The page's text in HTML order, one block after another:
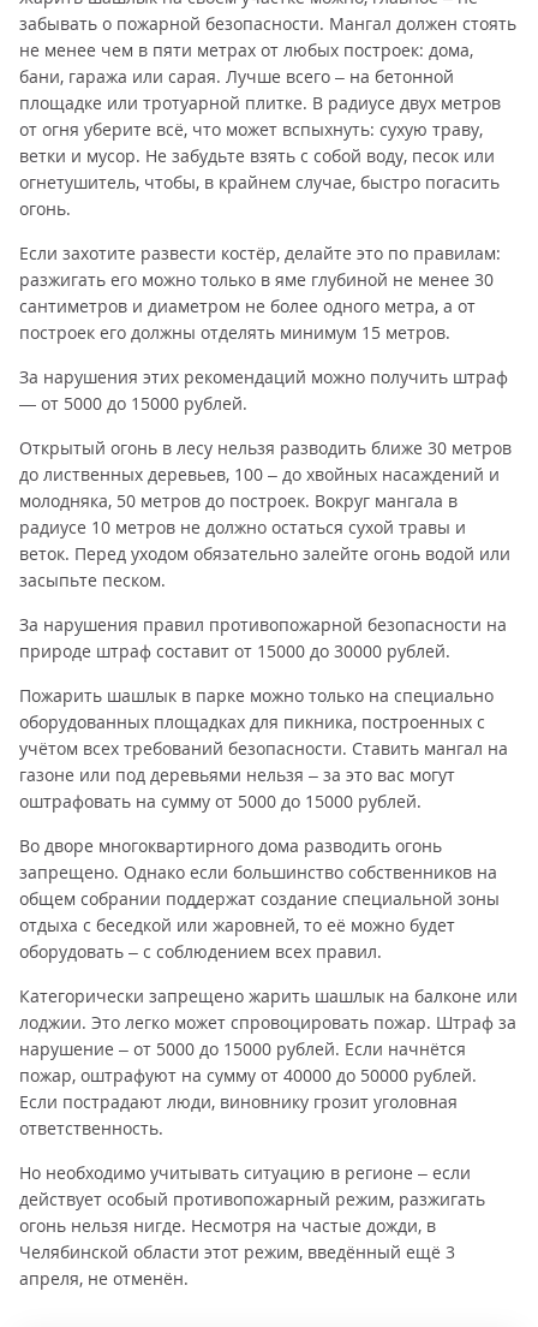
забывать о пожарной безопасности. Мангал должен стоять
не менее чем в пяти метрах от любых построек: дома,
бани, гаража или сарая. Лучше всего – на бетонной
площадке или тротуарной плитке. В радиусе двух метров
от огня уберите всё, что может вспыхнуть: сухую траву,
ветки и мусор. Не забудьте взять с собой воду, песок или
огнетушитель, чтобы, в крайнем случае, быстро погасить
огонь.
Если захотите развести костёр, делайте это по правилам:
разжигать его можно только в яме глубиной не менее 30
сантиметров и диаметром не более одного метра, а от
построек его должны отделять минимум 15 метров.
За нарушения этих рекомендаций можно получить штраф
— от 5000 до 15000 рублей.
Открытый огонь в лесу нельзя разводить ближе 30 метров
до лиственных деревьев, 100 – до хвойных насаждений и
молодняка, 50 метров до построек. Вокруг мангала в
радиусе 10 метров не должно остаться сухой травы и
веток. Перед уходом обязательно залейте огонь водой или
засыпьте песком.
За нарушения правил противопожарной безопасности на
природе штраф составит от 15000 до 30000 рублей.
Пожарить шашлык в парке можно только на специально
оборудованных площадках для пикника, построенных с
учётом всех требований безопасности. Ставить мангал на
газоне или под деревьями нельзя – за это вас могут
оштрафовать на сумму от 5000 до 15000 рублей.
Во дворе многоквартирного дома разводить огонь
запрещено. Однако если большинство собственников на
общем собрании поддержат создание специальной зоны
отдыха с беседкой или жаровней, то её можно будет
оборудовать – с соблюдением всех правил.
Категорически запрещено жарить шашлык на балконе или
лоджии. Это легко может спровоцировать пожар. Штраф за
нарушение – от 5000 до 15000 рублей. Если начнётся
пожар, оштрафуют на сумму от 40000 до 50000 рублей.
Если пострадают люди, виновнику грозит уголовная
ответственность.
Но необходимо учитывать ситуацию в регионе – если
действует особый противопожарный режим, разжигать
огонь нельзя нигде. Несмотря на частые дожди, в
Челябинской области этот режим, введённый ещё 3
апреля, не отменён.